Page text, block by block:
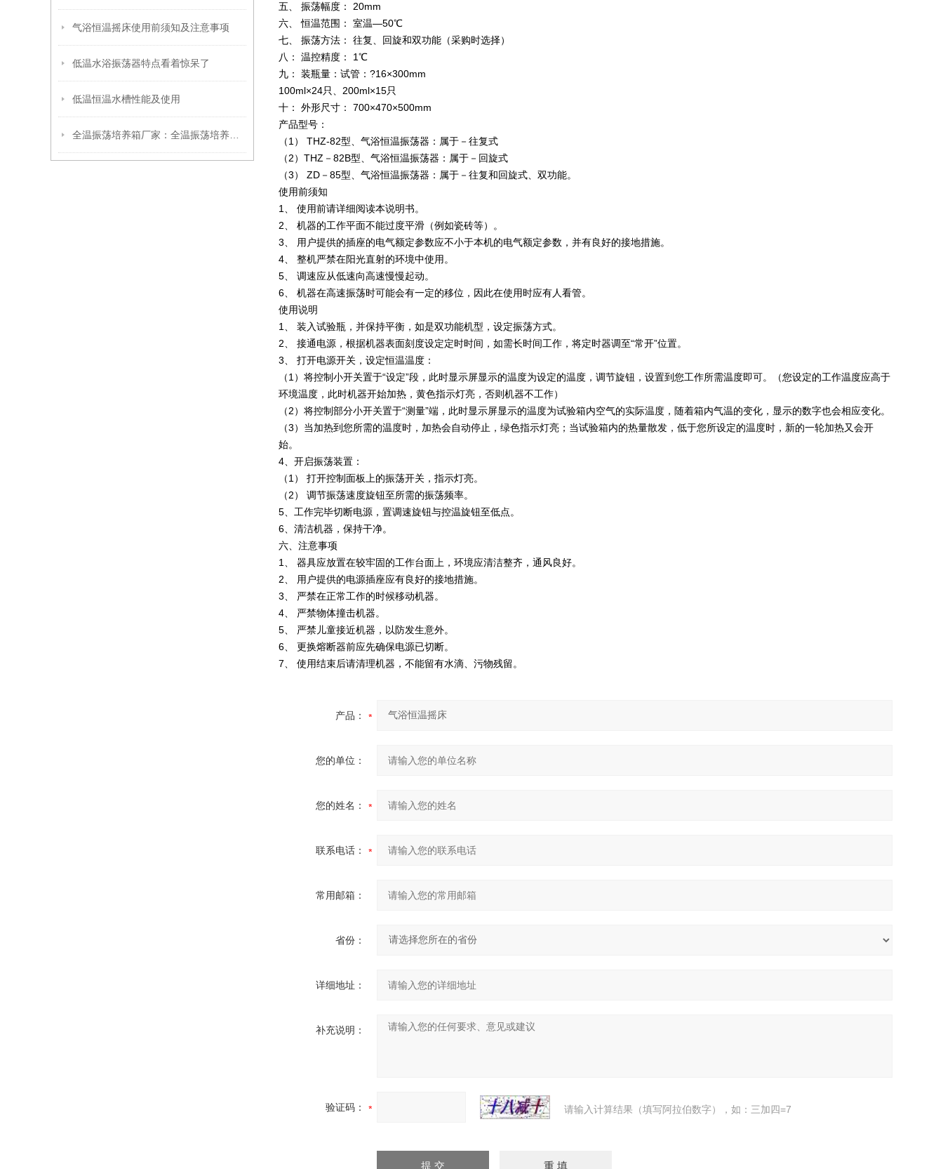
气浴恒温摇床使用前须知及注意事项
低温水浴振荡器特点看着惊呆了
低温恒温水槽性能及使用
五、 振荡幅度： 20mm
六、 恒温范围： 室温—50℃
七、 振荡方法： 往复、回旋和双功能（采购时选择）
八： 温控精度： 1℃
九： 装瓶量：试管：?16×300mm
100ml×24只、200ml×15只
十： 外形尺寸： 700×470×500mm
产品型号：
（1） THZ-82型、气浴恒温振荡器：属于－往复式
（2）THZ－82B型、气浴恒温振荡器：属于－回旋式
（3） ZD－85型、气浴恒温振荡器：属于－往复和回旋式、双功能。
使用前须知
1、 使用前请详细阅读本说明书。
2、 机器的工作平面不能过度平滑（例如瓷砖等）。
3、 用户提供的插座的电气额定参数应不小于本机的电气额定参数，并有良好的接地措施。
4、 整机严禁在阳光直射的环境中使用。
5、 调速应从低速向高速慢慢起动。
6、 机器在高速振荡时可能会有一定的移位，因此在使用时应有人看管。
使用说明
1、 装入试验瓶，并保持平衡，如是双功能机型，设定振荡方式。
2、 接通电源，根据机器表面刻度设定定时时间，如需长时间工作，将定时器调至“常开”位置。
3、 打开电源开关，设定恒温温度：
（1）将控制小开关置于“设定”段，此时显示屏显示的温度为设定的温度，调节旋钮，设置到您工作所需温度即可。（您设定的工作温度应高于
环境温度，此时机器开始加热，黄色指示灯亮，否则机器不工作）
（2）将控制部分小开关置于“测量”端，此时显示屏显示的温度为试验箱内空气的实际温度，随着箱内气温的变化，显示的数字也会相应变化。
（3）当加热到您所需的温度时，加热会自动停止，绿色指示灯亮；当试验箱内的热量散发，低于您所设定的温度时，新的一轮加热又会开
始。
4、开启振荡装置：
（1） 打开控制面板上的振荡开关，指示灯亮。
（2） 调节振荡速度旋钮至所需的振荡频率。
5、工作完毕切断电源，置调速旋钮与控温旋钮至低点。
6、清洁机器，保持干净。
六、注意事项
1、 器具应放置在较牢固的工作台面上，环境应清洁整齐，通风良好。
2、 用户提供的电源插座应有良好的接地措施。
3、 严禁在正常工作的时候移动机器。
4、 严禁物体撞击机器。
5、 严禁儿童接近机器，以防发生意外。
6、 更换熔断器前应先确保电源已切断。
7、 使用结束后请清理机器，不能留有水滴、污物残留。
产品：
您的单位：
您的姓名：
联系电话：
常用邮箱：
省份：
详细地址：
补充说明：
验证码： 请输入计算结果（填写阿拉伯数字），如：三加四=7